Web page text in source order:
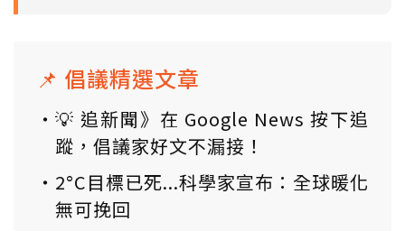
📌 倡議精選文章
💡 追新聞》在 Google News 按下追
蹤，倡議家好文不漏接！
2°C目標已死...科學家宣布：全球暖化
無可挽回